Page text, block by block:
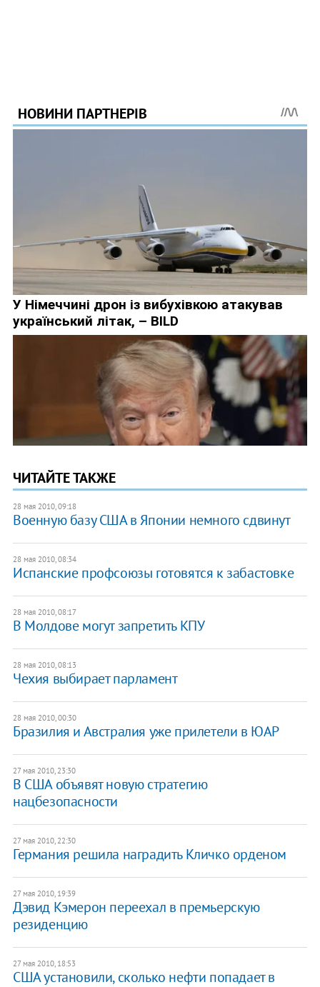
ЧИТАЙТЕ ТАКЖЕ
28 мая 2010, 09:18
Военную базу США в Японии немного сдвинут
28 мая 2010, 08:34
Испанские профсоюзы готовятся к забастовке
28 мая 2010, 08:17
В Молдове могут запретить КПУ
28 мая 2010, 08:13
Чехия выбирает парламент
28 мая 2010, 00:30
Бразилия и Австралия уже прилетели в ЮАР
27 мая 2010, 23:30
В США объявят новую стратегию
нацбезопасности
27 мая 2010, 22:30
Германия решила наградить Кличко орденом
27 мая 2010, 19:39
Дэвид Кэмерон переехал в премьерскую
резиденцию
27 мая 2010, 18:53
США установили, сколько нефти попадает в